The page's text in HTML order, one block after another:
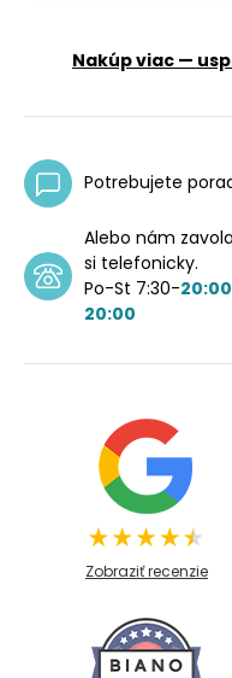
Nakúp viac —
Potrebujete
Alebo nám
si telefonicky.
Po-St 7:30-20:00
20:00
Zobraziť recenzie